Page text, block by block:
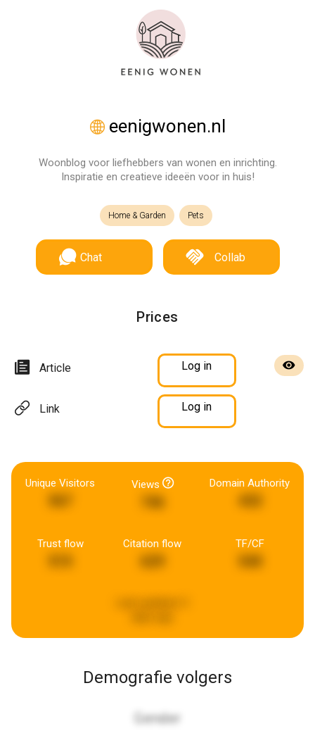
eenigwonen.nl
Woonblog voor liefhebbers van wonen en inrichting.
Inspiratie en creatieve ideeën voor in huis!
Home & Garden Pets
Chat Collab
Prices
Article Log in
Link Log in
Unique Visitors Views
746
Domain Authority
Trust flow Citation flow TF/CF
540
Demografie volgers
Gender